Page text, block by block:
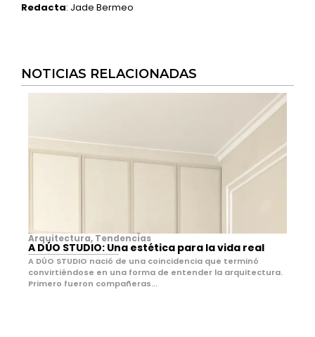
Redacta: Jade Bermeo
NOTICIAS RELACIONADAS
Arquitectura, Tendencias
A DÚO STUDIO: Una estética para la vida real
A DÚO STUDIO nació de una coincidencia que terminó
convirtiéndose en una forma de entender la arquitectura.
Primero fueron compañeras...